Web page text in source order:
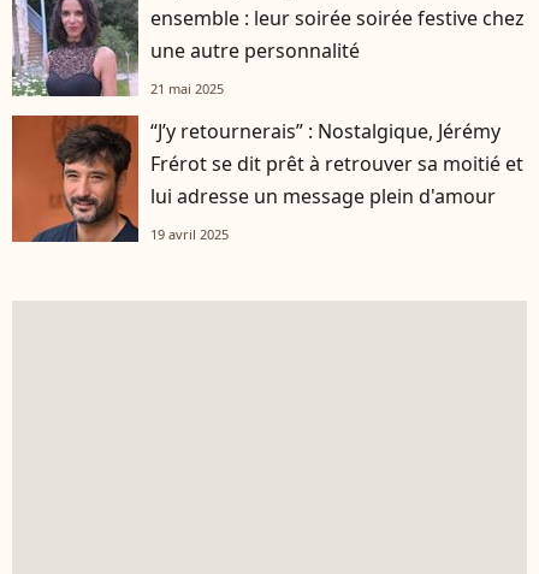
ensemble : leur soirée soirée festive chez
une autre personnalité
21 mai 2025
“J’y retournerais” : Nostalgique, Jérémy
Frérot se dit prêt à retrouver sa moitié et
lui adresse un message plein d'amour
19 avril 2025